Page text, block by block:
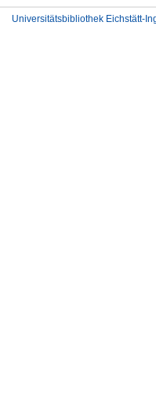
Universitätsbibliothek Eichstätt-